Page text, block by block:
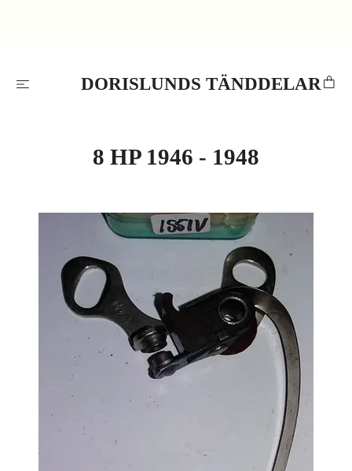
DORISLUNDS TÄNDDELAR
8 HP 1946 - 1948